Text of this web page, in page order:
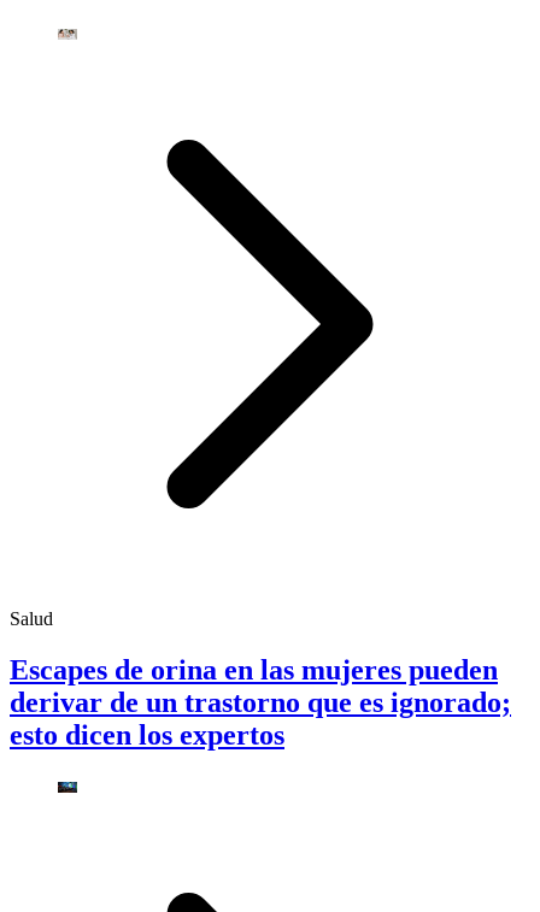
Salud
Escapes de orina en las mujeres pueden
derivar de un trastorno que es ignorado;
esto dicen los expertos